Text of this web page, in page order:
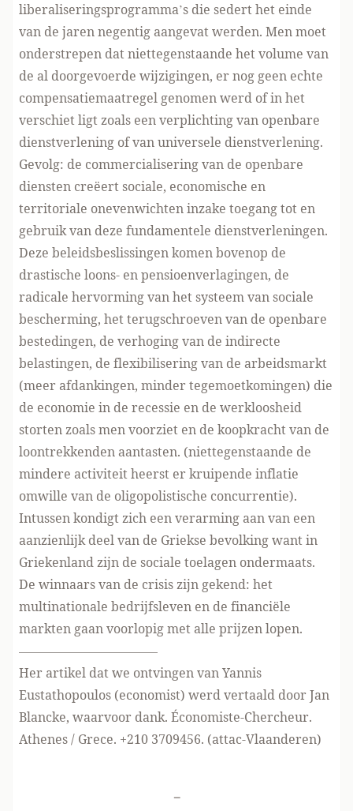
liberaliseringsprogramma’s die sedert het einde
van de jaren negentig aangevat werden. Men moet
onderstrepen dat niettegenstaande het volume van
de al doorgevoerde wijzigingen, er nog geen echte
compensatiemaatregel genomen werd of in het
verschiet ligt zoals een verplichting van openbare
dienstverlening of van universele dienstverlening.
Gevolg: de commercialisering van de openbare
diensten creëert sociale, economische en
territoriale onevenwichten inzake toegang tot en
gebruik van deze fundamentele dienstverleningen.
Deze beleidsbeslissingen komen bovenop de
drastische loons- en pensioenverlagingen, de
radicale hervorming van het systeem van sociale
bescherming, het terugschroeven van de openbare
bestedingen, de verhoging van de indirecte
belastingen, de flexibilisering van de arbeidsmarkt
(meer afdankingen, minder tegemoetkomingen) die
de economie in de recessie en de werkloosheid
storten zoals men voorziet en de koopkracht van de
loontrekkenden aantasten. (niettegenstaande de
mindere activiteit heerst er kruipende inflatie
omwille van de oligopolistische concurrentie).
Intussen kondigt zich een verarming aan van een
aanzienlijk deel van de Griekse bevolking want in
Griekenland zijn de sociale toelagen ondermaats.
De winnaars van de crisis zijn gekend: het
multinationale bedrijfsleven en de financiële
markten gaan voorlopig met alle prijzen lopen.
———————————
Her artikel dat we ontvingen van Yannis
Eustathopoulos (economist) werd vertaald door Jan
Blancke, waarvoor dank. Économiste-Chercheur.
Athenes / Grece. +210 3709456. (attac-Vlaanderen)
-